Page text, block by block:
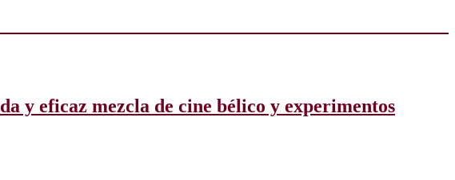
y eficaz mezcla de cine bélico y experimentos